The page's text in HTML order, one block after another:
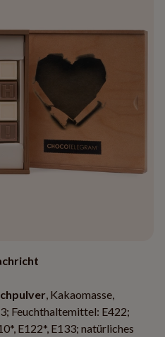
, Kakaomasse,
Feuchthaltemittel: E422;
E122*, E133; natürliches